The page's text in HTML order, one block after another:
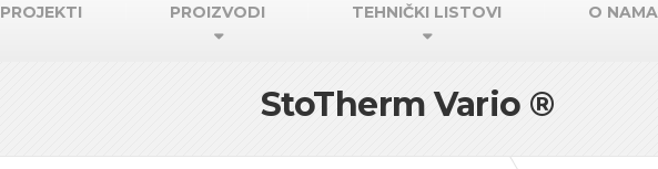
PROJEKTI PROIZVODI TEHNIČKI LISTOVI O NAMA
StoTherm Vario ®